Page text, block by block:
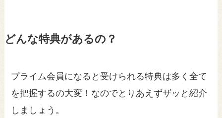
どんな特典があるの？
プライム会員になると受けられる特典は多く全て
を把握するの大変！なのでとりあえずザッと紹介
しましょう。